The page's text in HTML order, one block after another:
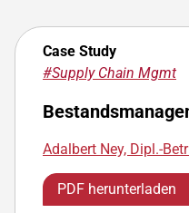
Case Study
#Supply Chain Mgmt
Adalbert Ney, Dipl.-
PDF herunterladen